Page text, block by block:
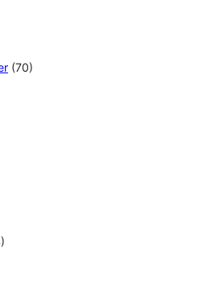
(70)